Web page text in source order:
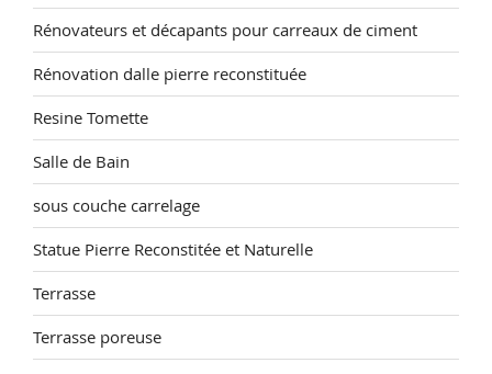
Rénovateurs et décapants pour carreaux de ciment
Rénovation dalle pierre reconstituée
Resine Tomette
Salle de Bain
sous couche carrelage
Statue Pierre Reconstitée et Naturelle
Terrasse
Terrasse poreuse